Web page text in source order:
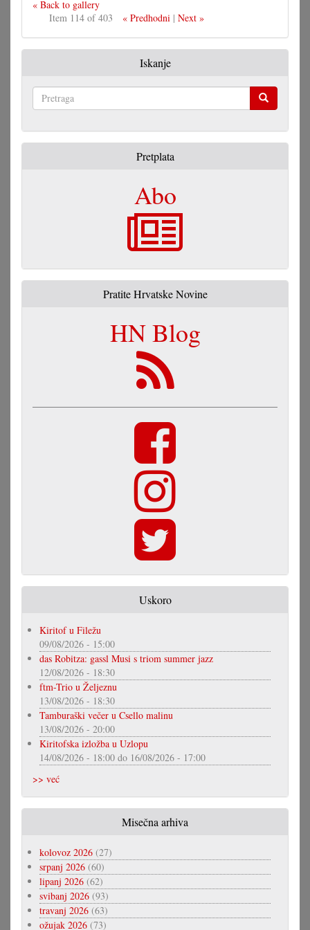
« Back to gallery
Item 114 of 403
« Predhodni| Next »
Iskanje
Pretplata
Abo
Pratite Hrvatske Novine
HN Blog
Uskoro
Kiritof u Filežu
09/08/2026 - 15:00
das Robitza: gassl Musi s triom summer jazz
12/08/2026 - 18:30
ftm-Trio u Željeznu
13/08/2026 - 18:30
Tamburaški večer u Csello malinu
13/08/2026 - 20:00
Kiritofska izložba u Uzlopu
14/08/2026 - 18:00 do 16/08/2026 - 17:00
>> već
Misečna arhiva
kolovoz 2026 (27)
srpanj 2026 (60)
lipanj 2026 (62)
svibanj 2026 (93)
travanj 2026 (63)
ožujak 2026 (73)